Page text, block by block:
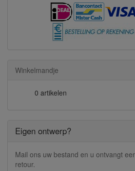
Winkelmandje
0 artikelen
Eigen ontwerp?
Mail ons uw bestand en u ontvangt
retour.